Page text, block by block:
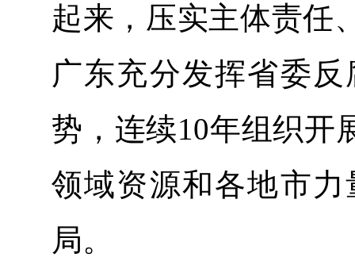
起来，压实主体责任
广东充分发挥省委
势，连续10年组织开
领域资源和各地市
局。